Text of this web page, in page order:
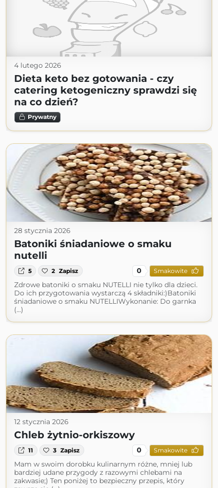
4 lutego 2026
Dieta keto bez gotowania - czy
catering ketogeniczny sprawdzi się
na co dzień?
Prywatny
28 stycznia 2026
Batoniki śniadaniowe o smaku
nutelli
5 2 Zapisz 0 Smakowite
Zdrowe batoniki o smaku NUTELLI nie tylko dla dzieci.
Do ich przygotowania wystarczą 4 składniki:)Batoniki
śniadaniowe o smaku NUTELLIWykonanie: Do garnka
(...)
12 stycznia 2026
Chleb żytnio-orkiszowy
11 3 Zapisz 0 Smakowite
Mam w swoim dorobku kulinarnym różne, mniej lub
bardziej udane przygody z razowymi chlebami na
zakwasie;) Ten poniżej to bezpieczny przepis, który